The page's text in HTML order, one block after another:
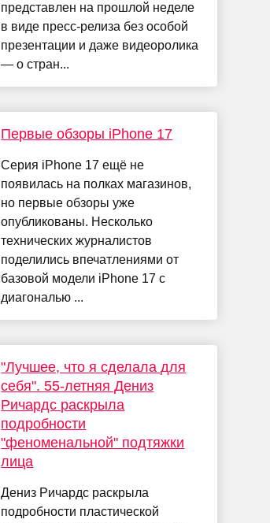
представлен на прошлой неделе
в виде пресс-релиза без особой
презентации и даже видеоролика
— о стран...
Первые обзоры iPhone 17
Серия iPhone 17 ещё не
появилась на полках магазинов,
но первые обзоры уже
опубликованы. Несколько
технических журналистов
поделились впечатлениями от
базовой модели iPhone 17 с
диагональю ...
"Лучшее, что я сделала для
себя". 55-летняя Дениз
Ричардс раскрыла
подробности
"феноменальной" подтяжки
лица
Дениз Ричардс раскрыла
подробности пластической